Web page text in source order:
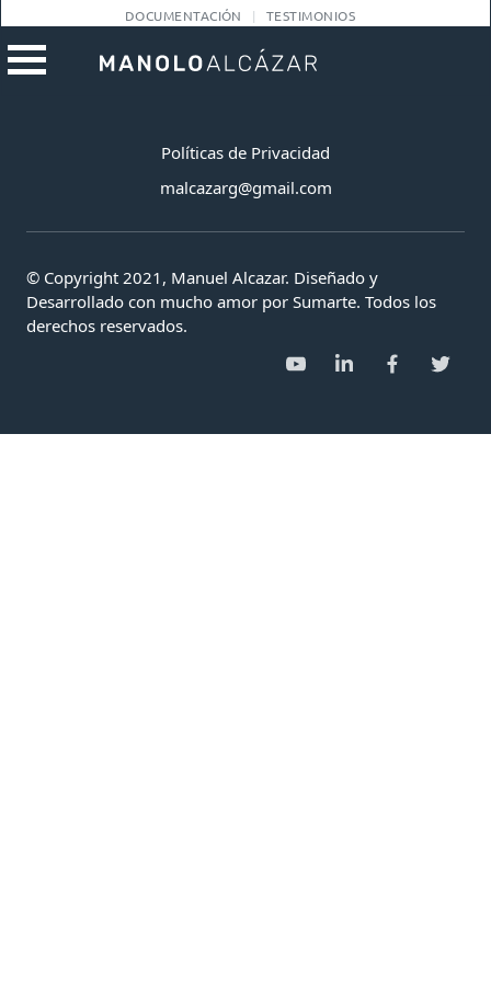
DOCUMENTACIÓN TESTIMONIOS
Políticas de Privacidad
malcazarg@gmail.com
© Copyright 2021, Manuel Alcazar. Diseñado y
Desarrollado con mucho amor por Sumarte. Todos los
derechos reservados.